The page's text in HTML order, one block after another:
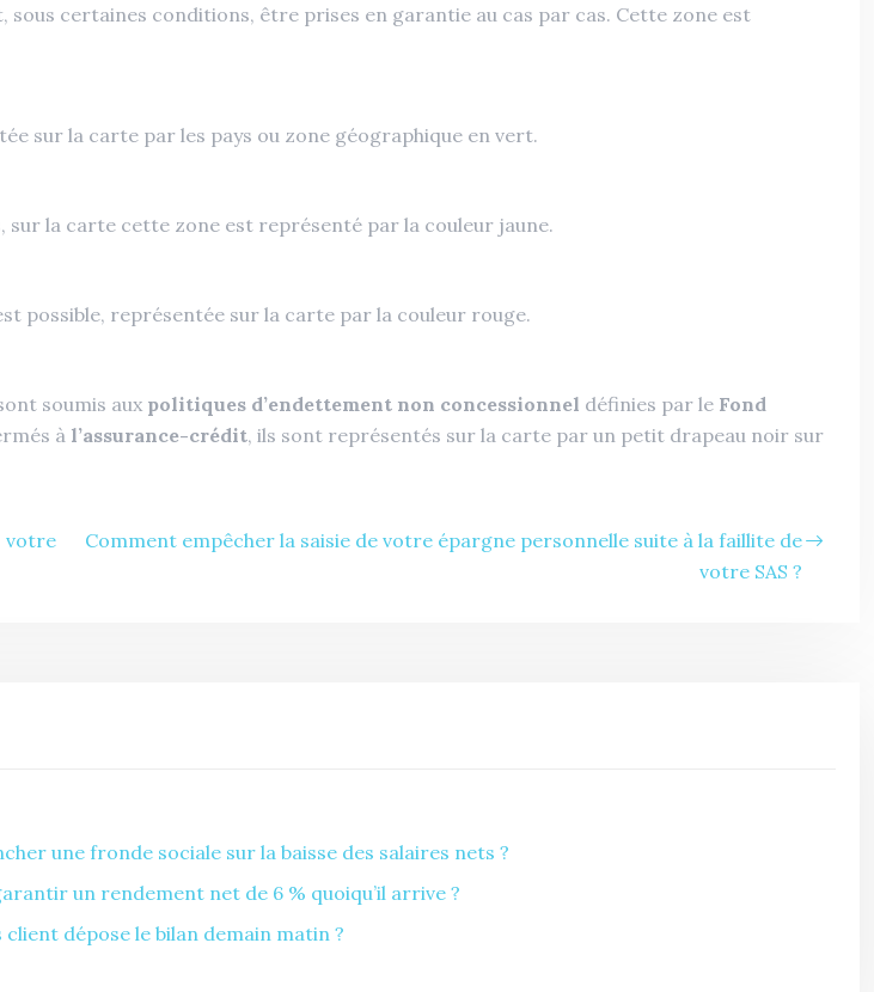
certaines conditions, être prises en garantie au cas par cas. Cette zone est
sur la carte par les pays ou zone géographique en vert.
sur la carte cette zone est représenté par la couleur jaune.
possible, représentée sur la carte par la couleur rouge.
soumis aux politiques d’endettement non concessionnel définies par le Fond
à l’assurance-crédit, ils sont représentés sur la carte par un petit drapeau noir sur
votre
Comment empêcher la saisie de votre épargne personnelle suite à la faillite de
votre SAS ?
une fronde sociale sur la baisse des salaires nets ?
un rendement net de 6 % quoiqu’il arrive ?
dépose le bilan demain matin ?